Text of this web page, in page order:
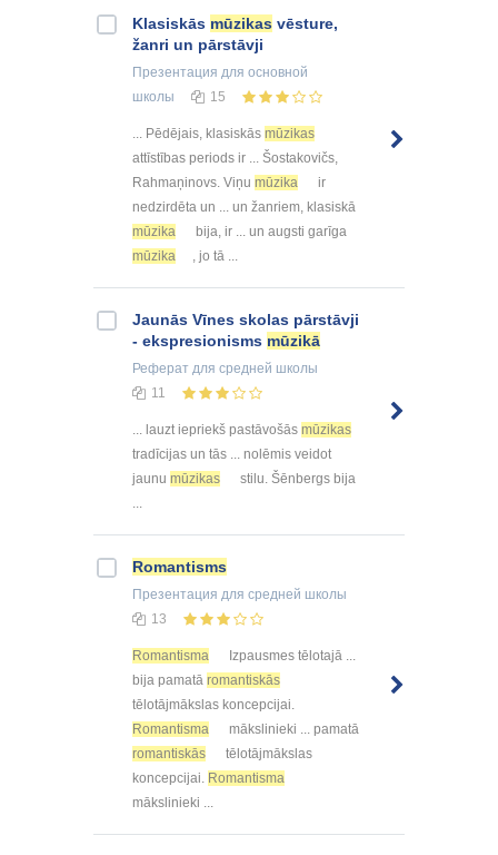
Klasiskās mūzikas vēsture,
žanri un pārstāvji
Презентация для основной
школы
15
... Pēdējais, klasiskās mūzikas
attīstības periods ir ... Šostakovičs,
Rahmaņinovs. Viņu mūzika
ir
nedzirdēta un ... un žanriem, klasiskā
mūzika
bija, ir ... un augsti garīga
mūzika
, jo tā ...
Jaunās Vīnes skolas pārstāvji
- ekspresionisms mūzikā
Реферат для средней школы
11
... lauzt iepriekš pastāvošās mūzikas
tradīcijas un tās ... nolēmis veidot
jaunu mūzikas
stilu. Šēnbergs bija
Romantisms
Презентация для средней школы
13
Romantisma
Izpausmes tēlotajā ...
bija pamatā romantiskās
tēlotājmākslas koncepcijai.
Romantisma
mākslinieki ... pamatā
romantiskās
tēlotājmākslas
koncepcijai. Romantisma
mākslinieki ...